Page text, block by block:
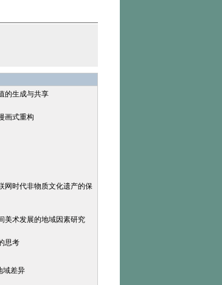
的生成与共享
画式重构
网时代非物质文化遗产的保
美术发展的地域因素研究
思考
域差异